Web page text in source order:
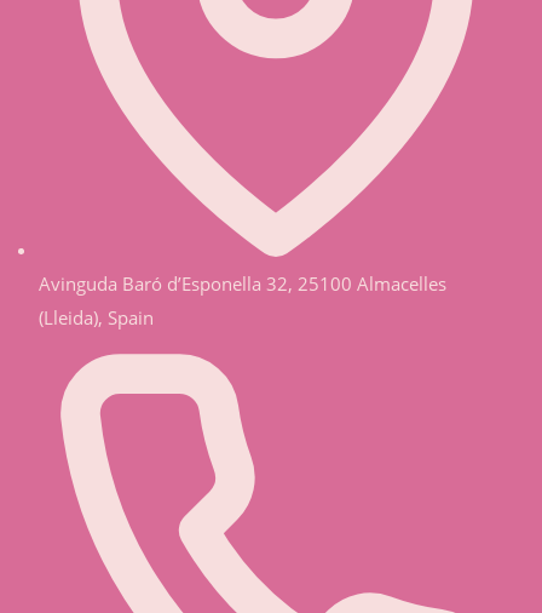
Avinguda Baró d’Esponella 32, 25100 Almacelles
(Lleida), Spain